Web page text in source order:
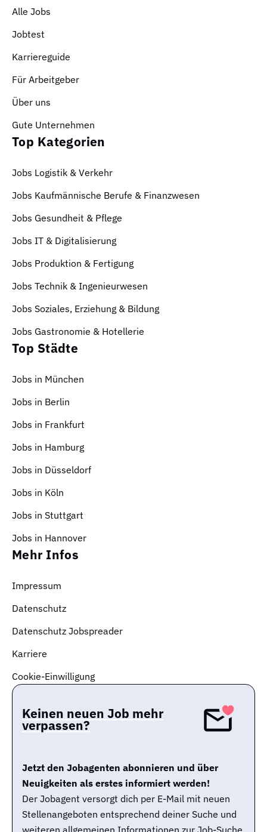
Alle Jobs
Jobtest
Karriereguide
Für Arbeitgeber
Über uns
Gute Unternehmen
Top Kategorien
Jobs Logistik & Verkehr
Jobs Kaufmännische Berufe & Finanzwesen
Jobs Gesundheit & Pflege
Jobs IT & Digitalisierung
Jobs Produktion & Fertigung
Jobs Technik & Ingenieurwesen
Jobs Soziales, Erziehung & Bildung
Jobs Gastronomie & Hotellerie
Top Städte
Jobs in München
Jobs in Berlin
Jobs in Frankfurt
Jobs in Hamburg
Jobs in Düsseldorf
Jobs in Köln
Jobs in Stuttgart
Jobs in Hannover
Mehr Infos
Impressum
Datenschutz
Datenschutz Jobspreader
Karriere
Cookie-Einwilligung
Keinen neuen Job mehr
verpassen?
Jetzt den Jobagenten abonnieren und über
Neuigkeiten als erstes informiert werden!
Der Jobagent versorgt dich per E-Mail mit neuen
Stellenangeboten entsprechend deiner Suche und
weiteren allgemeinen Informationen zur Job-Suche.